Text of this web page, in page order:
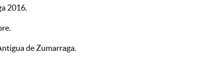
2016.
de Zumarraga.